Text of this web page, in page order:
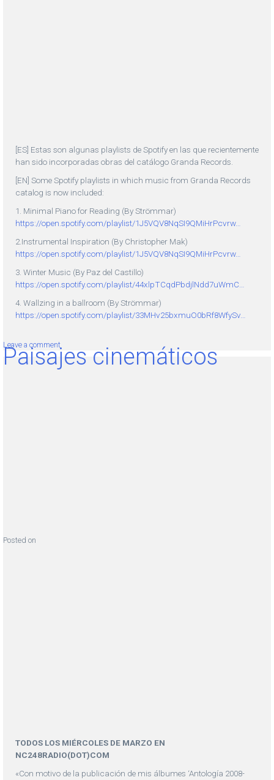
[ES] Estas son algunas playlists de Spotify en las que recientemente
han sido incorporadas obras del catálogo Granda Records.
[EN] Some Spotify playlists in which music from Granda Records
catalog is now included:
1. Minimal Piano for Reading (By Strömmar)
https://open.spotify.com/playlist/1J5VQV8NqSI9QMiHrPcvrw…
2.Instrumental Inspiration (By Christopher Mak)
https://open.spotify.com/playlist/1J5VQV8NqSI9QMiHrPcvrw…
3. Winter Music (By Paz del Castillo)
https://open.spotify.com/playlist/44xlpTCqdPbdjlNdd7uWmC…
4. Wallzing in a ballroom (By Strömmar)
https://open.spotify.com/playlist/33MHv25bxmuO0bRf8WfySv…
Leave a comment
Paisajes cinemáticos
Posted on
TODOS LOS MIÉRCOLES DE MARZO EN
NC248RADIO(DOT)COM
«Con motivo de la publicación de mis álbumes ‘Antología 2008-